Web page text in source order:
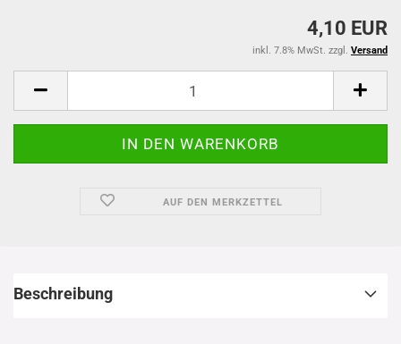
4,10 EUR
inkl. 7.8% MwSt. zzgl. Versand
AUF DEN MERKZETTEL
Beschreibung